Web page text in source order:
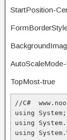
StartPosition-
TopMost-true
//C#
using System;
using
using